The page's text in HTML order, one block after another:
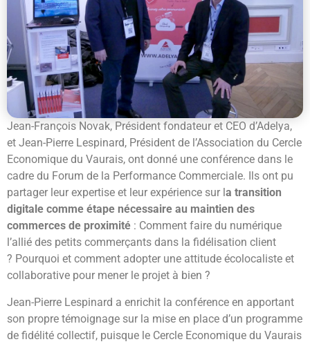
Jean-François Novak, Président fondateur et CEO d’Adelya,
et Jean-Pierre Lespinard, Président de l’Association du Cercle
Economique du Vaurais, ont donné une conférence dans le
cadre du Forum de la Performance Commerciale. Ils ont pu
partager leur expertise et leur expérience sur l a transition
digitale comme étape nécessaire au maintien des
commerces de proximité : Comment faire du numérique
l’allié des petits commerçants dans la fidélisation client
? Pourquoi et comment adopter une attitude écolocaliste et
collaborative pour mener le projet à bien ?
Jean-Pierre Lespinard a enrichit la conférence en apportant
son propre témoignage sur la mise en place d’un programme
de fidélité collectif, puisque le Cercle Economique du Vaurais